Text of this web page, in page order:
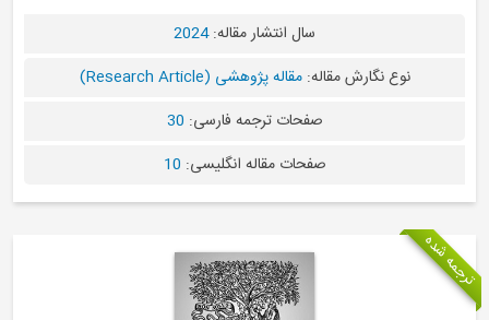
سال انتشار مقاله:2024
نوع نگارش مقاله:مقاله پژوهشی (Research Article)
صفحات ترجمه فارسی: 30
صفحات مقاله انگلیسی: 10
ترجمه شده